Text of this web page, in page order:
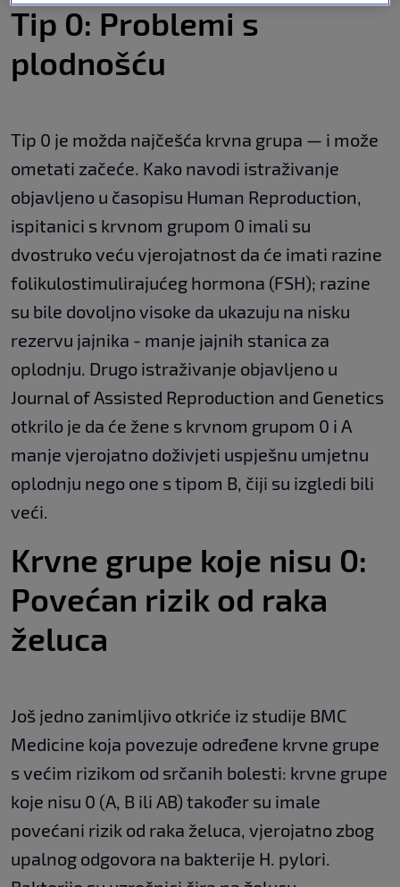
Tip 0: Problemi s
plodnošću
Tip 0 je možda najčešća krvna grupa — i može
ometati začeće. Kako navodi istraživanje
objavljeno u časopisu Human Reproduction,
ispitanici s krvnom grupom 0 imali su
dvostruko veću vjerojatnost da će imati razine
folikulostimulirajućeg hormona (FSH); razine
su bile dovoljno visoke da ukazuju na nisku
rezervu jajnika - manje jajnih stanica za
oplodnju. Drugo istraživanje objavljeno u
Journal of Assisted Reproduction and Genetics
otkrilo je da će žene s krvnom grupom 0 i A
manje vjerojatno doživjeti uspješnu umjetnu
oplodnju nego one s tipom B, čiji su izgledi bili
veći.
Krvne grupe koje nisu 0:
Povećan rizik od raka
želuca
Još jedno zanimljivo otkriće iz studije BMC
Medicine koja povezuje određene krvne grupe
s većim rizikom od srčanih bolesti: krvne grupe
koje nisu 0 (A, B ili AB) također su imale
povećani rizik od raka želuca, vjerojatno zbog
upalnog odgovora na bakterije H. pylori.